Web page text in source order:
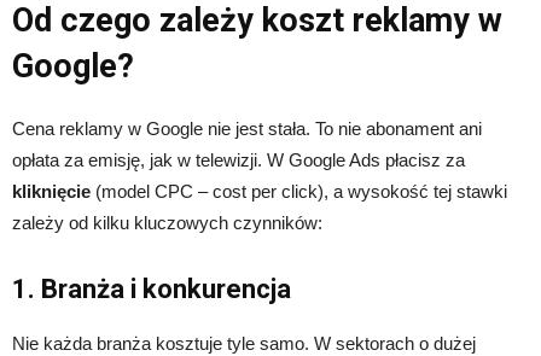
Od czego zależy koszt reklamy w
Google?
Cena reklamy w Google nie jest stała. To nie abonament ani
opłata za emisję, jak w telewizji. W Google Ads płacisz za
kliknięcie (model CPC – cost per click), a wysokość tej stawki
zależy od kilku kluczowych czynników:
1. Branża i konkurencja
Nie każda branża kosztuje tyle samo. W sektorach o dużej